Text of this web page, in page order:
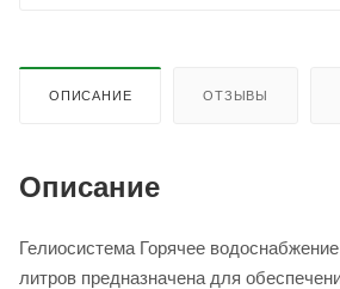
ОПИСАНИЕ ОТЗЫВЫ
Описание
Гелиосистема Горячее
литров предназначена для